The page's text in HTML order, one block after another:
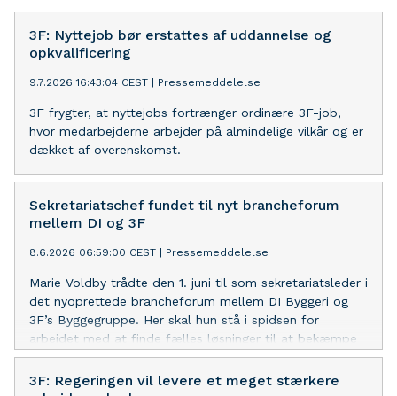
3F: Nyttejob bør erstattes af uddannelse og
opkvalificering
9.7.2026 16:43:04 CEST Pressemeddelelse
3F frygter, at nyttejobs fortrænger ordinære 3F-job,
hvor medarbejderne arbejder på almindelige vilkår og er
dækket af overenskomst.
Sekretariatschef fundet til nyt brancheforum
mellem DI og 3F
8.6.2026 06:59:00 CEST Pressemeddelelse
Marie Voldby trådte den 1. juni til som sekretariatsleder i
det nyoprettede brancheforum mellem DI Byggeri og
3F’s Byggegruppe. Her skal hun stå i spidsen for
arbejdet med at finde fælles løsninger til at bekæmpe
kriminalitet i byggebranchen.
3F: Regeringen vil levere et meget stærkere